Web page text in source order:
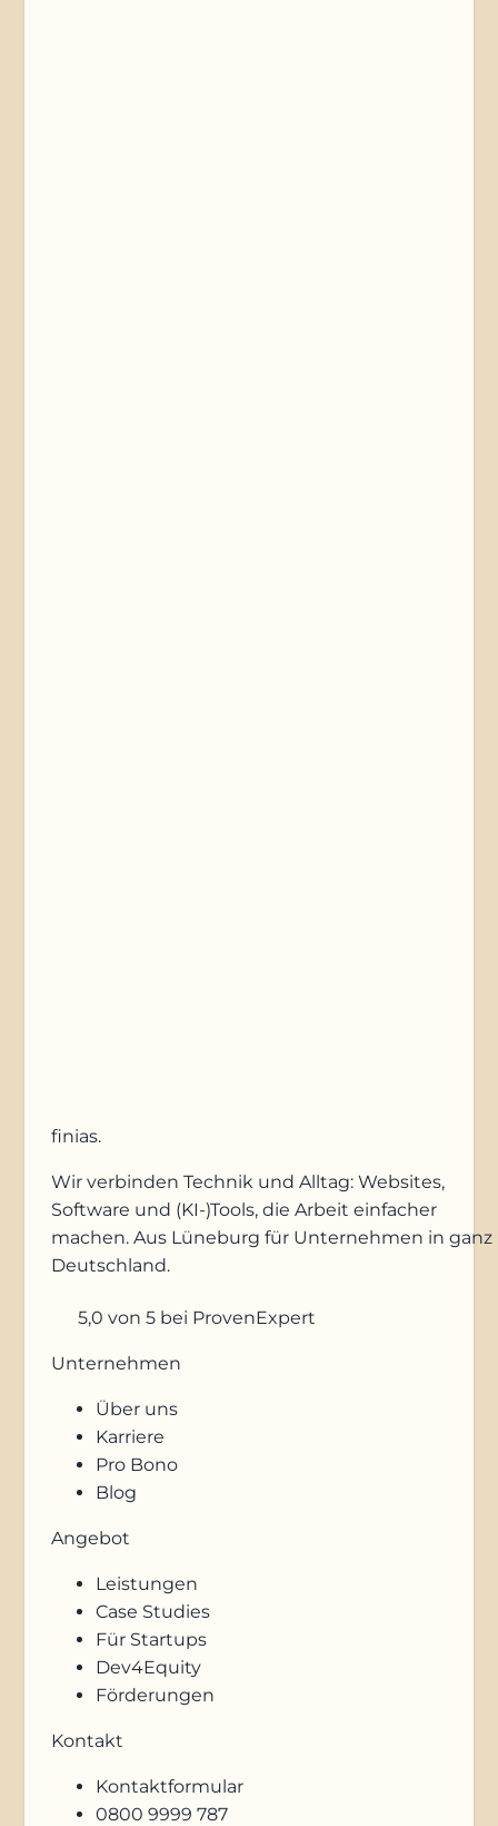
finias.
Wir verbinden Technik und Alltag: Websites,
Software und (KI-)Tools, die Arbeit einfacher
machen. Aus Lüneburg für Unternehmen in ganz
Deutschland.
5,0 von 5 bei ProvenExpert
Unternehmen
Über uns
Karriere
Pro Bono
Blog
Angebot
Leistungen
Case Studies
Für Startups
Dev4Equity
Förderungen
Kontakt
Kontaktformular
0800 9999 787